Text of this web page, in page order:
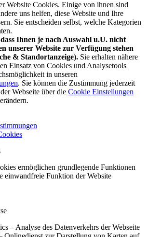
Website Cookies. Einige von ihnen sind
uns helfen, diese Website und Ihre
Sie entscheiden selbst, welche Kategorien
Ihnen je nach Auswahl u.U. nicht
unserer Website zur Verfügung stehen
& Standortanzeige). Sie erhalten nähere
Einsatz von Cookies und Analysetools
in unseren
. Sie können die Zustimmung jederzeit
Webseite über die Cookie Einstellungen
ermöglichen grundlegende Funktionen
einwandfreie Funktion der Website
– Analyse des Datenverkehrs der Webseite